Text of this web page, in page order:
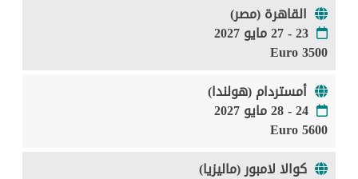
القاهرة (مصر)
23 - 27 مايو 2027
3500 Euro
أمستردام (هولندا)
24 - 28 مايو 2027
5600 Euro
كوالا لامبور (ماليزيا)